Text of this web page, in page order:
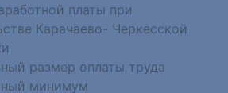
платы при
Карачаево- Черкесской
размер оплаты труда
минимум